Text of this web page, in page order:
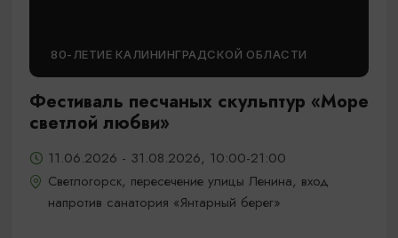
80-ЛЕТИЕ КАЛИНИНГРАДСКОЙ ОБЛАСТИ
Фестиваль песчаных скульптур «Море
светлой любви»
11.06.2026 - 31.08.2026, 10:00-21:00
Светлогорск, пересечение улицы Ленина, вход
напротив санатория «Янтарный берег»